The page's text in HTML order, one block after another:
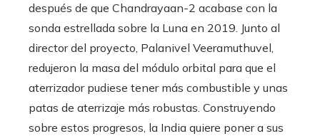
después de que Chandrayaan-2 acabase con la
sonda estrellada sobre la Luna en 2019. Junto al
director del proyecto, Palanivel Veeramuthuvel,
redujeron la masa del módulo orbital para que el
aterrizador pudiese tener más combustible y unas
patas de aterrizaje más robustas. Construyendo
sobre estos progresos, la India quiere poner a sus